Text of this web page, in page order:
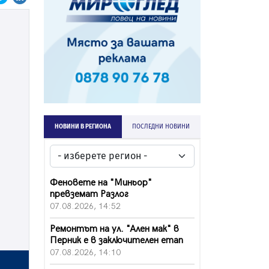
НОВИНИ В РЕГИОНА ПОСЛЕДНИ НОВИНИ
Феновете на "Миньор"
превземат Разлог
07.08.2026, 14:52
Ремонтът на ул. "Ален мак" в
Перник е в заключителен етап
07.08.2026, 14:10